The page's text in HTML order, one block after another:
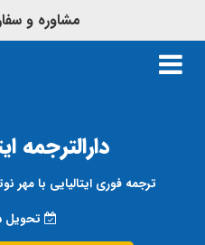
مشاوره و
Toggle
دارالترجمه
ترجمه فوری ایتالیایی با
تحویل 5 روز کاری